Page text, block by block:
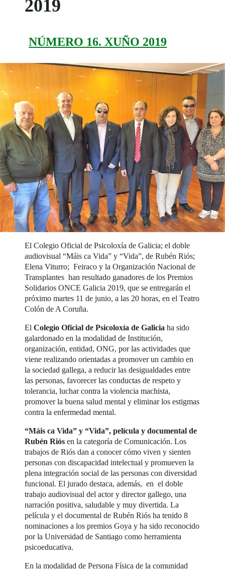
2019
NÚMERO 16. XUÑO 2019
El Colegio Oficial de Psicoloxía de Galicia; el doble
audiovisual “Máis ca Vida” y “Vida”, de Rubén Riós;
Elena Viturro; Feiraco y la Organización Nacional de
Transplantes han resultado ganadores de los Premios
Solidarios ONCE Galicia 2019, que se entregarán el
próximo martes 11 de junio, a las 20 horas, en el Teatro
Colón de A Coruña.
ElColegio Oficial de Psicoloxía de Galiciaha sido
galardonado en la modalidad de Institución,
organización, entidad, ONG, por las actividades que
viene realizando orientadas a promover un cambio en
la sociedad gallega, a reducir las desigualdades entre
las personas, favorecer las conductas de respeto y
tolerancia, luchar contra la violencia machista,
promover la buena salud mental y eliminar los estigmas
contra la enfermedad mental.
“Máis ca Vida” y “Vida”, película y documental de
Rubén Riósen la categoría de Comunicación. Los
trabajos de Riós dan a conocer cómo viven y sienten
personas con discapacidad intelectual y promueven la
plena integración social de las personas con diversidad
funcional. El jurado destaca, además, en el doble
trabajo audiovisual del actor y director gallego, una
narración positiva, saludable y muy divertida. La
película y el documental de Rubén Riós ha tenido 8
nominaciones a los premios Goya y ha sido reconocido
por la Universidad de Santiago como herramienta
psicoeducativa.
En la modalidad de Persona Física de la comunidad